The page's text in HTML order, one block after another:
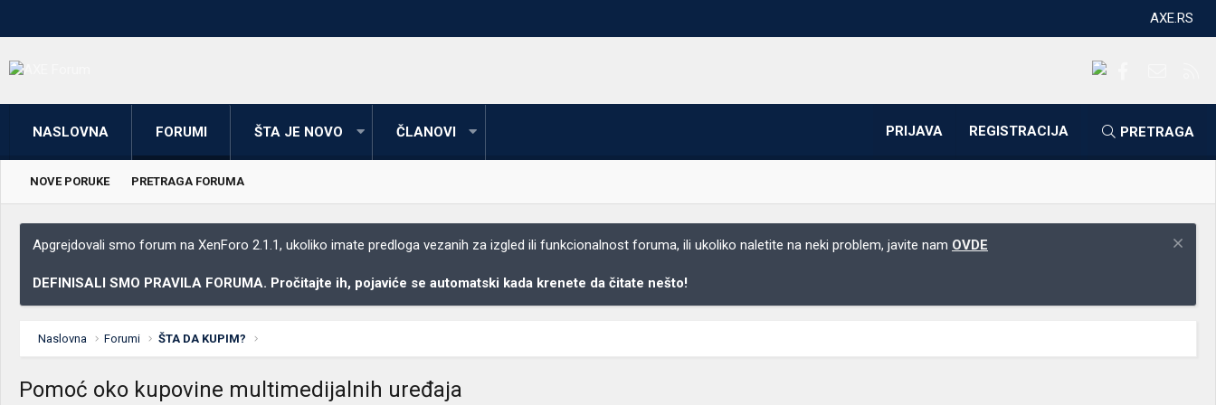
AXE.RS
NASLOVNA FORUMI ŠTA JE NOVO ČLANOVI PRIJAVA REGISTRACIJA PRETRAGA
NOVE PORUKE PRETRAGA FORUMA
Apgrejdovali smo forum na XenForo 2.1.1, ukoliko imate predloga vezanih za izgled ili funkcionalnost foruma, ili ukoliko naletite na neki problem, javite nam OVDE
DEFINISALI SMO PRAVILA FORUMA. Pročitajte ih, pojaviće se automatski kada krenete da čitate nešto!
Naslovna Forumi ŠTA DA KUPIM?
Pomoć oko kupovine multimedijalnih uređaja